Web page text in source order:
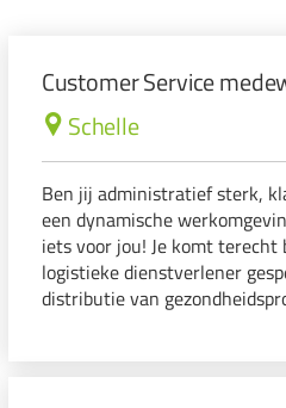
Customer Service
Schelle
Ben jij administratief sterk,
een dynamische
iets voor jou! Je komt
logistieke dienstverlener
distributie van